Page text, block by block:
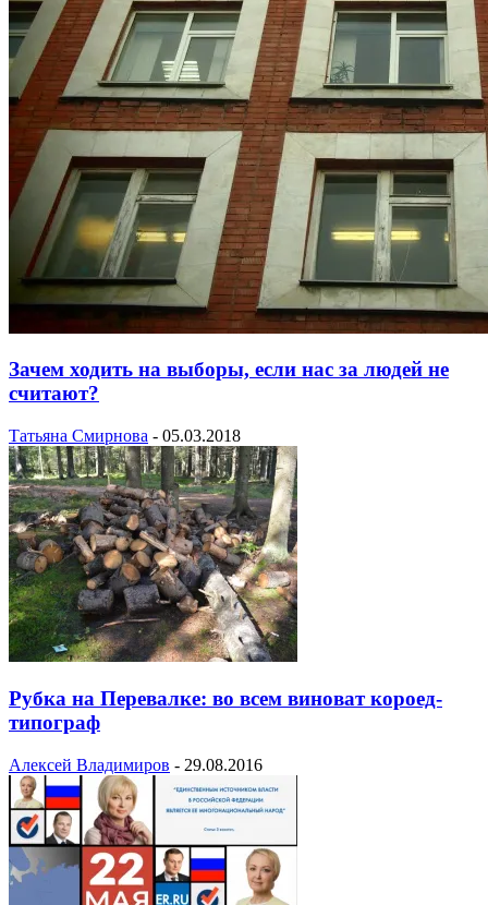
Зачем ходить на выборы, если нас за людей не
считают?
Татьяна Смирнова - 05.03.2018
Рубка на Перевалке: во всем виноват короед-
типограф
Алексей Владимиров - 29.08.2016